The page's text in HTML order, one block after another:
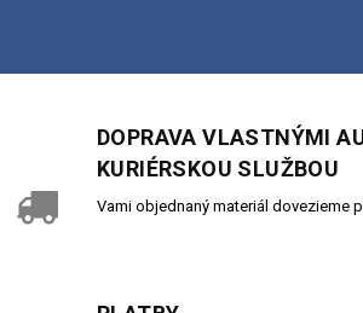
DOPRAVA VLASTNÝMI
KURIÉRSKOU SLUŽBOU
Vami objednaný materiál dovezieme